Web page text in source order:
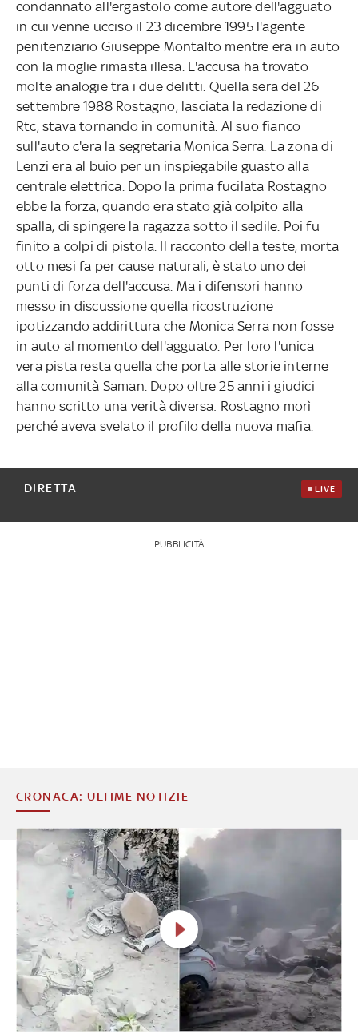
condannato all'ergastolo come autore dell'agguato
in cui venne ucciso il 23 dicembre 1995 l'agente
penitenziario Giuseppe Montalto mentre era in auto
con la moglie rimasta illesa. L'accusa ha trovato
molte analogie tra i due delitti. Quella sera del 26
settembre 1988 Rostagno, lasciata la redazione di
Rtc, stava tornando in comunità. Al suo fianco
sull'auto c'era la segretaria Monica Serra. La zona di
Lenzi era al buio per un inspiegabile guasto alla
centrale elettrica. Dopo la prima fucilata Rostagno
ebbe la forza, quando era stato già colpito alla
spalla, di spingere la ragazza sotto il sedile. Poi fu
finito a colpi di pistola. Il racconto della teste, morta
otto mesi fa per cause naturali, è stato uno dei
punti di forza dell'accusa. Ma i difensori hanno
messo in discussione quella ricostruzione
ipotizzando addirittura che Monica Serra non fosse
in auto al momento dell'agguato. Per loro l'unica
vera pista resta quella che porta alle storie interne
alla comunità Saman. Dopo oltre 25 anni i giudici
hanno scritto una verità diversa: Rostagno morì
perché aveva svelato il profilo della nuova mafia.
DIRETTA LIVE
PUBBLICITÀ
CRONACA: ULTIME NOTIZIE